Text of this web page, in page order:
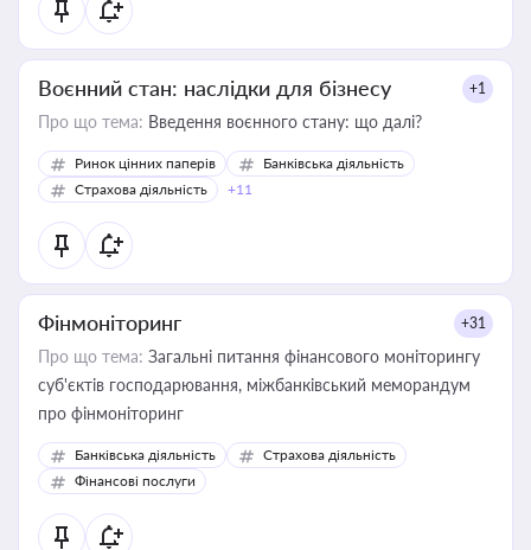
Воєнний стан: наслідки для бізнесу +1
Про що тема: Введення воєнного стану: що далі?
Ринок цінних паперів
Банківська діяльність
Страхова діяльність
+11
Фінмоніторинг +31
Про що тема: Загальні питання фінансового моніторингу
суб'єктів господарювання, міжбанківський меморандум
про фінмоніторинг
Банківська діяльність
Страхова діяльність
Фінансові послуги